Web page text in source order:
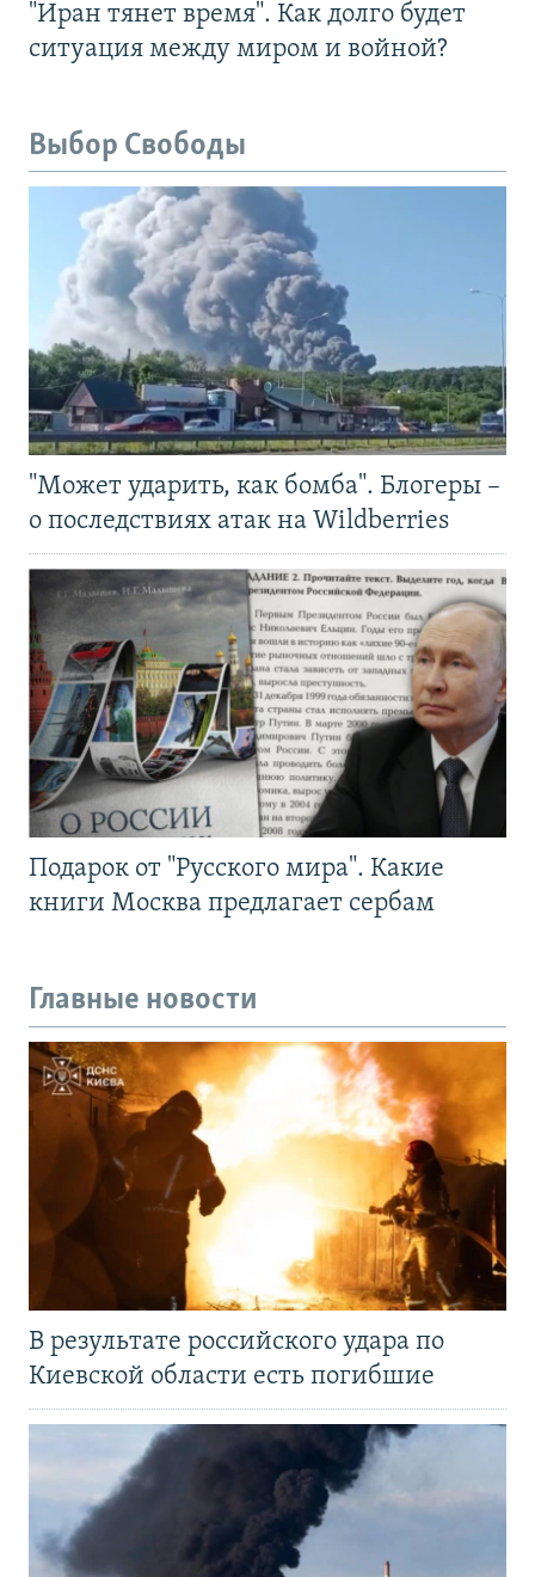
"Иран тянет время". Как долго будет
ситуация между миром и войной?
Выбор Свободы
"Может ударить, как бомба". Блогеры –
о последствиях атак на Wildberries
Подарок от "Русского мира". Какие
книги Москва предлагает сербам
Главные новости
В результате российского удара по
Киевской области есть погибшие